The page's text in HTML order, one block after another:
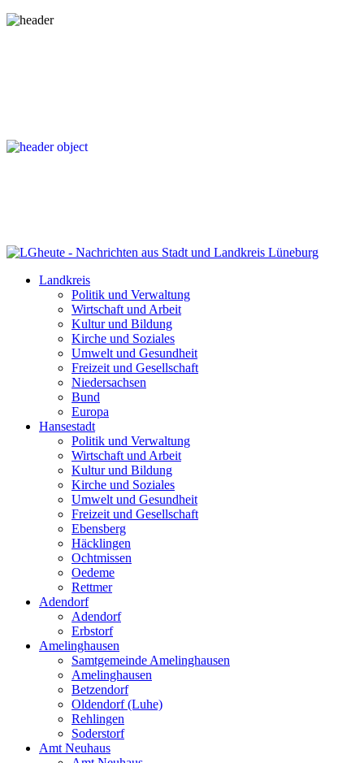
Landkreis
Politik und Verwaltung
Wirtschaft und Arbeit
Kultur und Bildung
Kirche und Soziales
Umwelt und Gesundheit
Freizeit und Gesellschaft
Niedersachsen
Bund
Europa
Hansestadt
Politik und Verwaltung
Wirtschaft und Arbeit
Kultur und Bildung
Kirche und Soziales
Umwelt und Gesundheit
Freizeit und Gesellschaft
Ebensberg
Häcklingen
Ochtmissen
Oedeme
Rettmer
Adendorf
Adendorf
Erbstorf
Amelinghausen
Samtgemeinde Amelinghausen
Amelinghausen
Betzendorf
Oldendorf (Luhe)
Rehlingen
Soderstorf
Amt Neuhaus